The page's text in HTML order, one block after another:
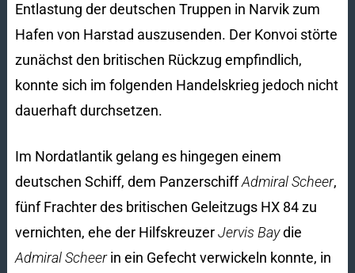
Entlastung der deutschen Truppen in Narvik zum
Hafen von Harstad auszusenden. Der Konvoi störte
zunächst den britischen Rückzug empfindlich,
konnte sich im folgenden Handelskrieg jedoch nicht
dauerhaft durchsetzen.
Im Nordatlantik gelang es hingegen einem
deutschen Schiff, dem PanzerschiffAdmiral Scheer,
fünf Frachter des britischen Geleitzugs HX 84 zu
vernichten, ehe der HilfskreuzerJervis Baydie
Admiral Scheerin ein Gefecht verwickeln konnte, in